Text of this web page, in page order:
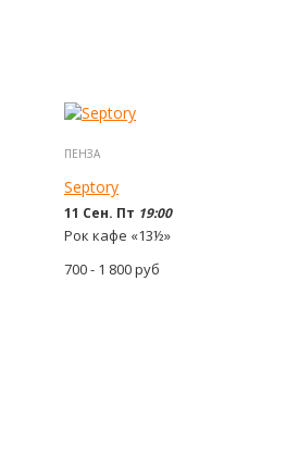
ПЕНЗА
Septory
11 Сен. Пт 19:00
Рок кафе «13½»
700 - 1 800руб